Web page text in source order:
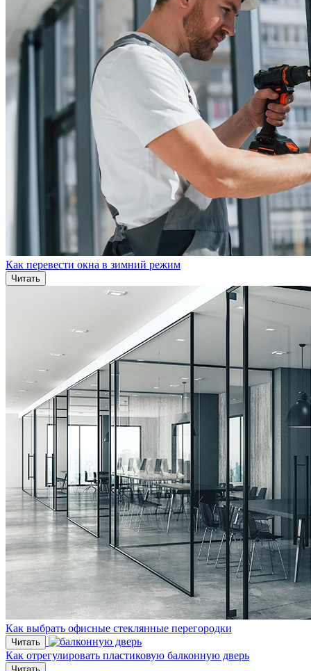
Как перевести окна в зимний режим
Читать
Как выбрать офисные стеклянные перегородки
Читать
Как отрегулировать пластиковую балконную дверь